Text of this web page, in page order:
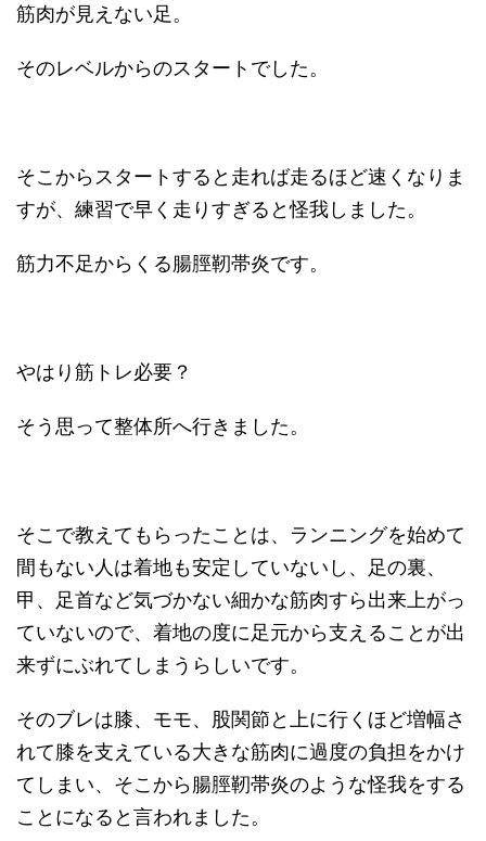
筋肉が見えない足。
そのレベルからのスタートでした。
そこからスタートすると走れば走るほど速くなりま
すが、練習で早く走りすぎると怪我しました。
筋力不足からくる腸脛靭帯炎です。
やはり筋トレ必要？
そう思って整体所へ行きました。
そこで教えてもらったことは、ランニングを始めて
間もない人は着地も安定していないし、足の裏、
甲、足首など気づかない細かな筋肉すら出来上がっ
ていないので、着地の度に足元から支えることが出
来ずにぶれてしまうらしいです。
そのブレは膝、モモ、股関節と上に行くほど増幅さ
れて膝を支えている大きな筋肉に過度の負担をかけ
てしまい、そこから腸脛靭帯炎のような怪我をする
ことになると言われました。